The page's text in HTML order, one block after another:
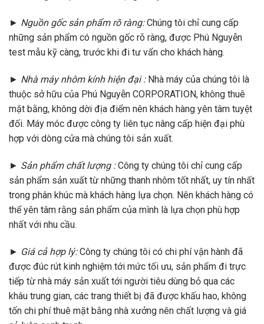
► Nguồn gốc sản phẩm rõ ràng:Chúng tôi chỉ cung cấp
những sản phẩm có nguồn gốc rõ ràng, được Phú Nguyễn
test mẫu kỹ càng, trước khi đi tư vấn cho khách hàng.
► Nhà máy nhôm kính hiện đại :Nhà máy của chúng tôi là
thuộc sở hữu của Phú Nguyễn CORPORATION, không thuê
mặt bằng, không dời địa điểm nên khách hàng yên tâm tuyệt
đối. Máy móc được công ty liên tục nâng cấp hiện đại phù
hợp với dòng cửa mà chúng tôi sản xuất.
► Sản phẩm chất lượng :Công ty chúng tôi chỉ cung cấp
sản phẩm sản xuất từ những thanh nhôm tốt nhất, uy tín nhất
trong phân khúc mà khách hàng lựa chọn. Nên khách hàng có
thể yên tâm rằng sản phẩm của mình là lựa chọn phù hợp
nhất với nhu cầu.
► Giá cả hợp lý:Công ty chúng tôi có chi phí vận hành đã
được đúc rút kinh nghiệm tới mức tối ưu, sản phẩm đi trực
tiếp từ nhà máy sản xuất tới người tiêu dùng bỏ qua các
khâu trung gian, các trang thiết bị đã được khấu hao, không
tốn chi phí thuê mặt bằng nhà xưởng nên chất lượng và giá